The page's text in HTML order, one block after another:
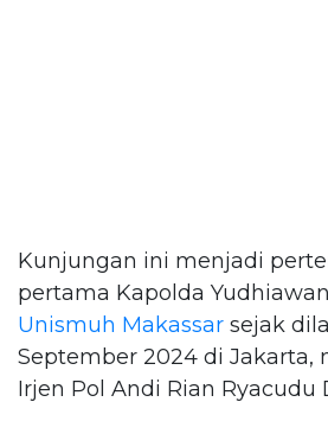
Kunjungan ini menjadi
pertama Kapolda
Unismuh Makassar sejak
September 2024 di Jakarta,
Irjen Pol Andi Rian Ryacudu